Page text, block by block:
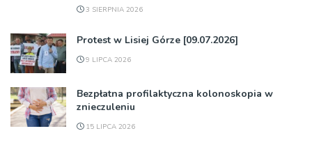
3 SIERPNIA 2026
Protest w Lisiej Górze [09.07.2026]
9 LIPCA 2026
Bezpłatna profilaktyczna kolonoskopia w
znieczuleniu
15 LIPCA 2026